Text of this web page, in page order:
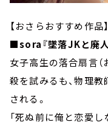
【おさらおすすめ作品】
■sora『墜落JKと廃人
女子高生の落合扇言（
殺を試みるも、物理教
される。
「死ぬ前に俺と恋愛